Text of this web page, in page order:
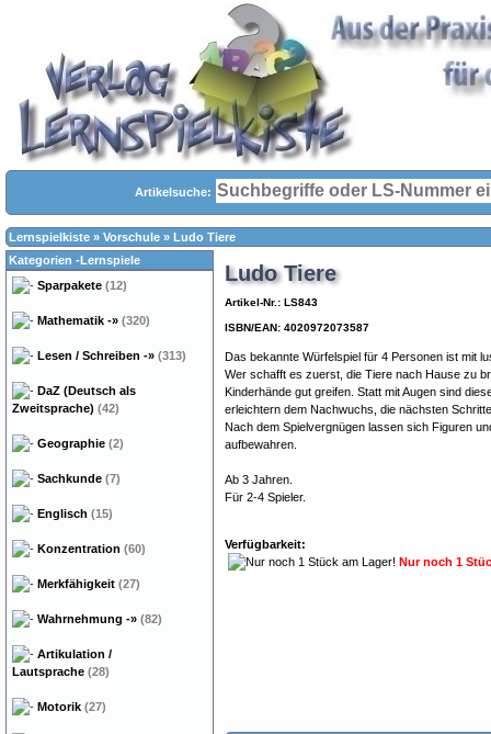
Artikelsuche:
Lernspielkiste » Vorschule » Ludo Tiere
Ludo Tiere
Artikel-Nr.: LS843
ISBN/EAN: 4020972073587
Das bekannte Würfelspiel für 4 Personen ist mit
Wer schafft es zuerst, die Tiere nach Hause zu
Kinderhände gut greifen. Statt mit Augen sind
erleichtern dem Nachwuchs, die nächsten
Nach dem Spielvergnügen lassen sich Figuren
aufbewahren.
Ab 3 Jahren.
Für 2-4 Spieler.
Verfügbarkeit:
Nur noch 1
Kategorien -Lernspiele
Sparpakete (12)
Mathematik -» (320)
Lesen / Schreiben -» (313)
DaZ (Deutsch als
Zweitsprache) (42)
Geographie (2)
Sachkunde (7)
Englisch (15)
Konzentration (60)
Merkfähigkeit (27)
Wahrnehmung -» (82)
Artikulation /
Lautsprache (28)
Motorik (27)